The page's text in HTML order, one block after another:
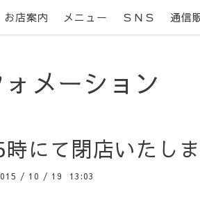
お店案内 メニュー ＳＮＳ 通信
メーション
にて閉店いたし
/ 10 / 19 13:03